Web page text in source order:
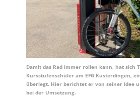
Damit das Rad immer rollen kann, hat sich
Kursstufenschüler am EFG Kusterdingen,
überlegt. Hier berichtet er von seiner Idee
bei der Umsetzung.